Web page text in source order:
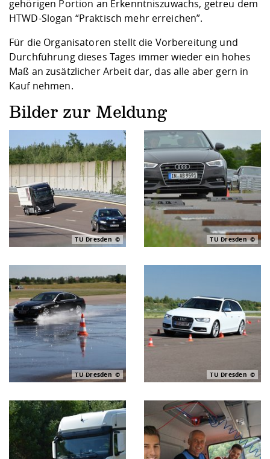
gehörigen Portion an Erkenntniszuwachs, getreu dem
HTWD-Slogan “Praktisch mehr erreichen”.
Für die Organisatoren stellt die Vorbereitung und
Durchführung dieses Tages immer wieder ein hohes
Maß an zusätzlicher Arbeit dar, das alle aber gern in
Kauf nehmen.
Bilder zur Meldung
TU Dresden TU Dresden
TU Dresden TU Dresden